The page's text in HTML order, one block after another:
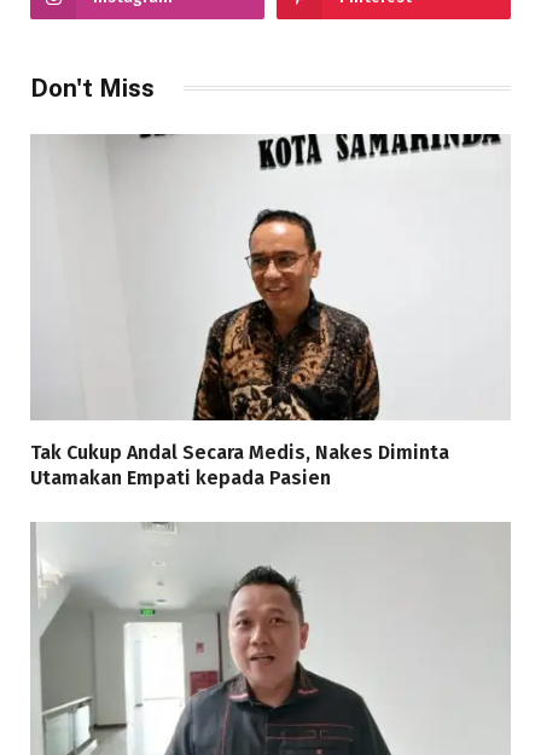
Don't Miss
Tak Cukup Andal Secara Medis, Nakes Diminta
Utamakan Empati kepada Pasien